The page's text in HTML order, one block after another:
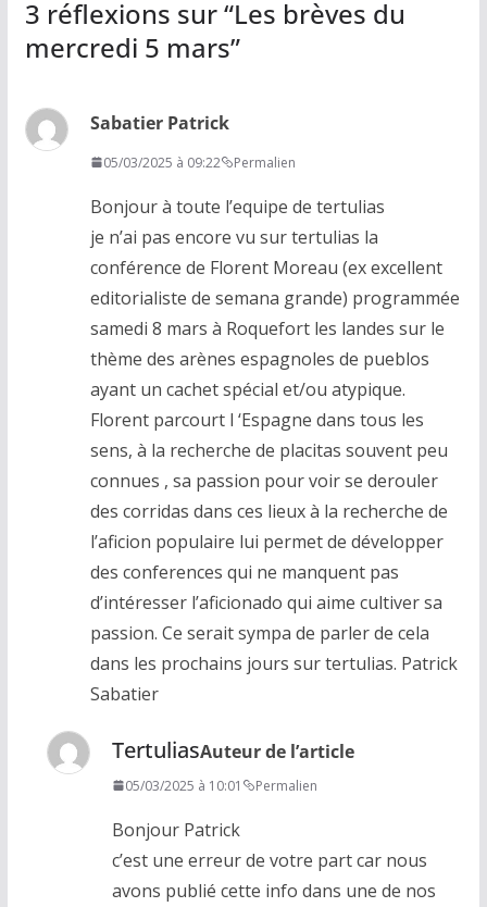
3 réflexions sur “Les brèves du
mercredi 5 mars”
Sabatier Patrick
05/03/2025 à 09:22 Permalien
Bonjour à toute l’equipe de tertulias
je n’ai pas encore vu sur tertulias la
conférence de Florent Moreau (ex excellent
editorialiste de semana grande) programmée
samedi 8 mars à Roquefort les landes sur le
thème des arènes espagnoles de pueblos
ayant un cachet spécial et/ou atypique.
Florent parcourt l ‘Espagne dans tous les
sens, à la recherche de placitas souvent peu
connues , sa passion pour voir se derouler
des corridas dans ces lieux à la recherche de
l’aficion populaire lui permet de développer
des conferences qui ne manquent pas
d’intéresser l’aficionado qui aime cultiver sa
passion. Ce serait sympa de parler de cela
dans les prochains jours sur tertulias. Patrick
Sabatier
TertuliasAuteur de l’article
05/03/2025 à 10:01 Permalien
Bonjour Patrick
c’est une erreur de votre part car nous
avons publié cette info dans une de nos